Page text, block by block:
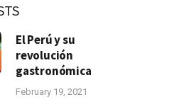
El Perú y su
revolución
gastronómica
February 19, 2021